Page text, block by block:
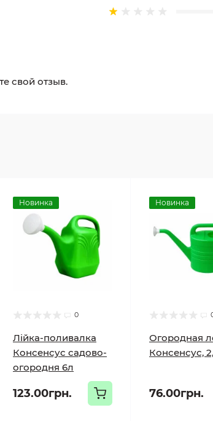
свой отзыв.
Новинка
0
Лійка-поливалка
Консенсус садово-
огородня 6л
123.00грн.
Новинка
Огородная
Консенсус,
76.00грн.